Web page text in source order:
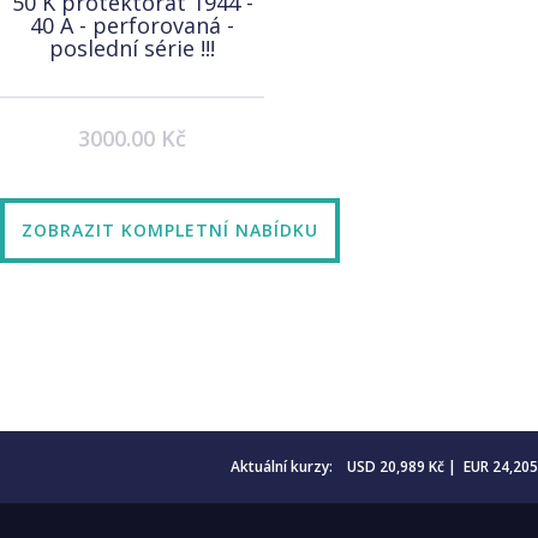
40 A - perforovaná -
poslední série !!!
3000.00 Kč
ZOBRAZIT KOMPLETNÍ NABÍDKU
Aktuální kurzy: USD 20,989 Kč | EUR